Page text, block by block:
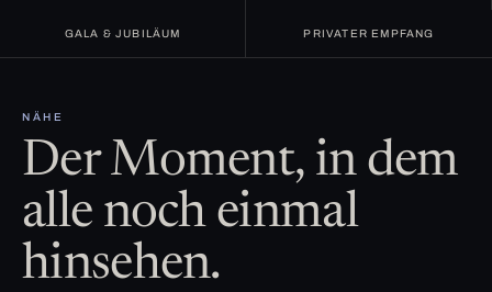
GALA & JUBILÄUM PRIVATER EMPFANG
NÄHE
Der Moment, in dem
alle noch einmal
hinsehen.